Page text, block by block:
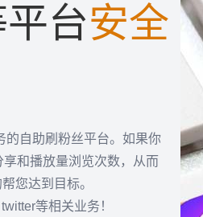
台安全
的自助刷粉丝平台。如果你
和播放量浏览次数，从而
您达到目标。
等相关业务！